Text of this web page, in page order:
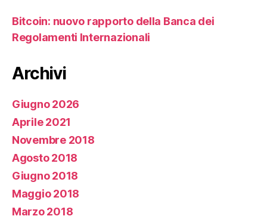
Bitcoin: nuovo rapporto della Banca dei
Regolamenti Internazionali
Archivi
Giugno 2026
Aprile 2021
Novembre 2018
Agosto 2018
Giugno 2018
Maggio 2018
Marzo 2018